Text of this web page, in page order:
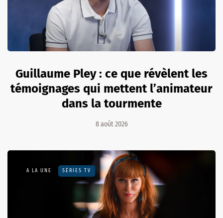
Guillaume Pley : ce que révèlent les
témoignages qui mettent l’animateur
dans la tourmente
8 août 2026
A LA UNE SÉRIES TV